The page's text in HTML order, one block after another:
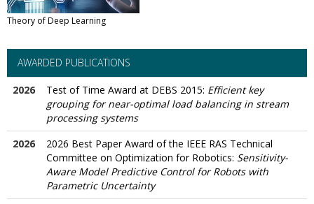
Theory of Deep Learning
AWARDED PUBLICATIONS
2026 Test of Time Award at DEBS 2015: Efficient key
grouping for near-optimal load balancing in stream
processing systems
2026
2026 Best Paper Award of the IEEE RAS Technical
Committee on Optimization for Robotics: Sensitivity-
Aware Model Predictive Control for Robots with
Parametric Uncertainty